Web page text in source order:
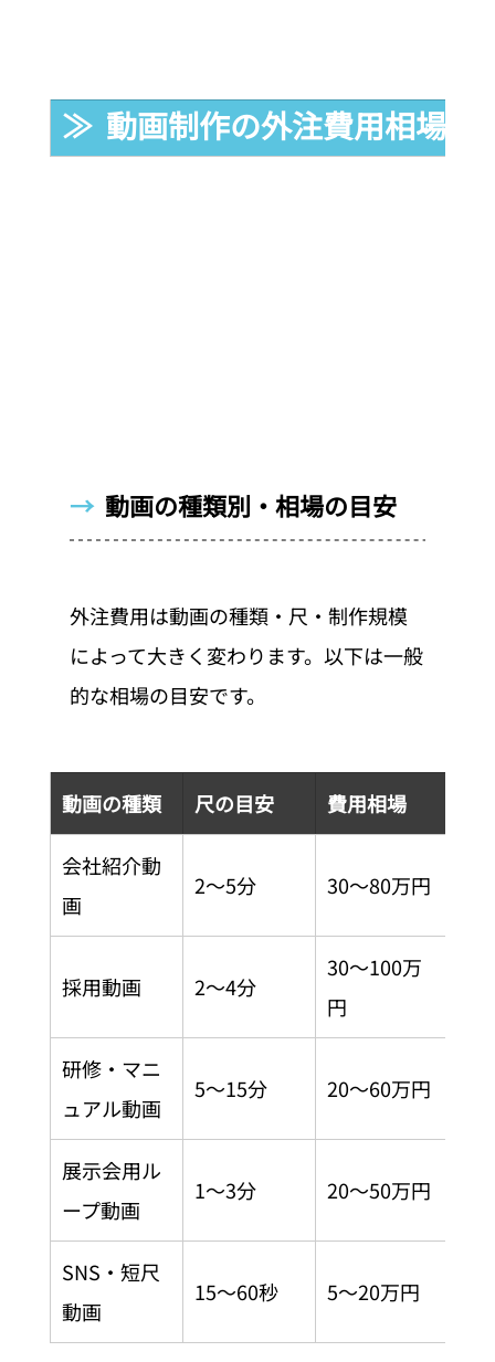
≫  動画制作の外注費用相場
→ 動画の種類別・相場の目安
外注費用は動画の種類・尺・制作規模
によって大きく変わります。以下は一般
的な相場の目安です。
動画の種類 尺の目安 費用相場
会社紹介動
画
2〜5分 30〜80万円
採用動画 2〜4分
30〜100万
円
研修・マニ
ュアル動画
5〜15分 20〜60万円
展示会用ル
ープ動画
1〜3分 20〜50万円
SNS・短尺
動画
15〜60秒 5〜20万円